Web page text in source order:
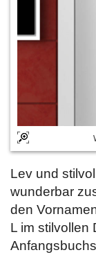
Lev und
wunderbar
den
L im stilvollen